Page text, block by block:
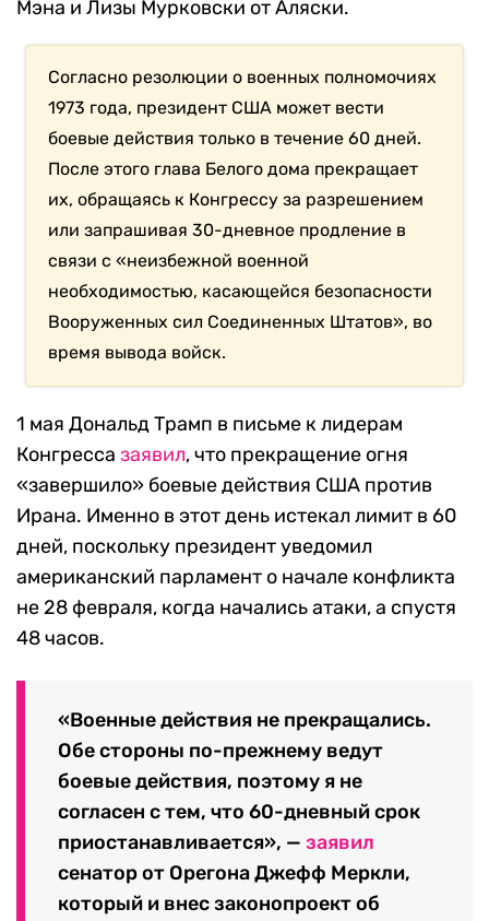
Мэна и Лизы Мурковски от Аляски.
Согласно резолюции о военных полномочиях
1973 года, президент США может вести
боевые действия только в течение 60 дней.
После этого глава Белого дома прекращает
их, обращаясь к Конгрессу за разрешением
или запрашивая 30-дневное продление в
связи с «неизбежной военной
необходимостью, касающейся безопасности
Вооруженных сил Соединенных Штатов», во
время вывода войск.
1 мая Дональд Трамп в письме к лидерам
Конгресса заявил, что прекращение огня
«завершило» боевые действия США против
Ирана. Именно в этот день истекал лимит в 60
дней, поскольку президент уведомил
американский парламент о начале конфликта
не 28 февраля, когда начались атаки, а спустя
48 часов.
«Военные действия не прекращались.
Обе стороны по-прежнему ведут
боевые действия, поэтому я не
согласен с тем, что 60-дневный срок
приостанавливается», — заявил
сенатор от Орегона Джефф Меркли,
который и внес законопроект об